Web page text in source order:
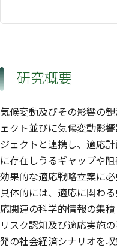
一ノ瀬 俊明
大場 真
中村 公亮
資源循環領域
江守 正多
金森 有
社会シ
有賀 敏典
黒田 啓介
辻 岳史
福島地域協働研究拠
点
中村 省吾
福島地
点
山野 博哉
石濱 史
研究概要
気候変動及びその影響の
ェクト並びに気候変動影
ジェクトと連携し、適応
に存在しうるギャップや
効果的な適応戦略立案に
具体的には、適応に関わ
応関連の科学的情報の集
リスク認知及び適応実施
発の社会経済シナリオを